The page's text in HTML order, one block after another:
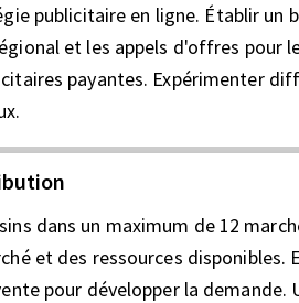
publicitaire en ligne. Établir un
et les appels d'offres pour
payantes. Expérimenter
dans un maximum de 12
et des ressources disponibles.
pour développer la demande.